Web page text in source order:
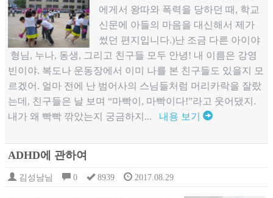
에게서 왕따와 폭력을 당하던 때, 학교
신문에 아들의 마음을 대신해서 제가
썼던 편지입니다.)난 조금 다른 아이야
형님, 누나, 동생, 그리고 친구들 모두 안녕! 내 이름은 강영
빈이야. 복도나 운동장에서 이미 나를 본 친구들도 있을지 모
르겠어. 얼마 전에 난 범어사의 스님들처럼 머리카락을 잘랐
는데, 친구들은 날 보며 “마빡이, 마빡이다!”라고 웃어댔지.
내가 왜 빡빡 깎았는지 궁금하지... 내용 보기
ADHD에 관하여
김성남님 0 8939 2017.08.29